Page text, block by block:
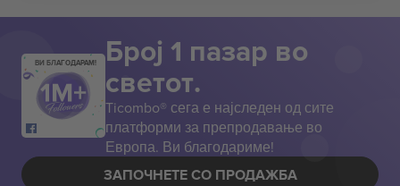
ВИ БЛАГОДАРАМ! Број 1 пазар во
светот.
Ticombo® сега е најследен од сите
платформи за препродавање во
Европа. Ви благодариме!
ЗАПОЧНЕТЕ СО ПРОДАЖБА